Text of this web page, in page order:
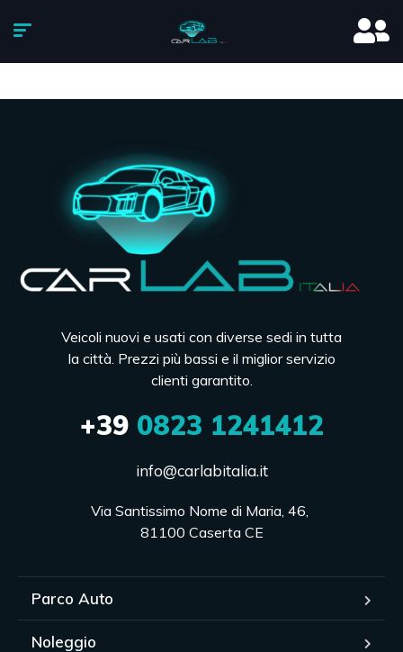
Veicoli nuovi e usati con diverse sedi in tutta
la città. Prezzi più bassi e il miglior servizio
clienti garantito.
+390823 1241412
info@carlabitalia.it
Via Santissimo Nome di Maria, 46,
81100 Caserta CE
Parco Auto
Noleggio